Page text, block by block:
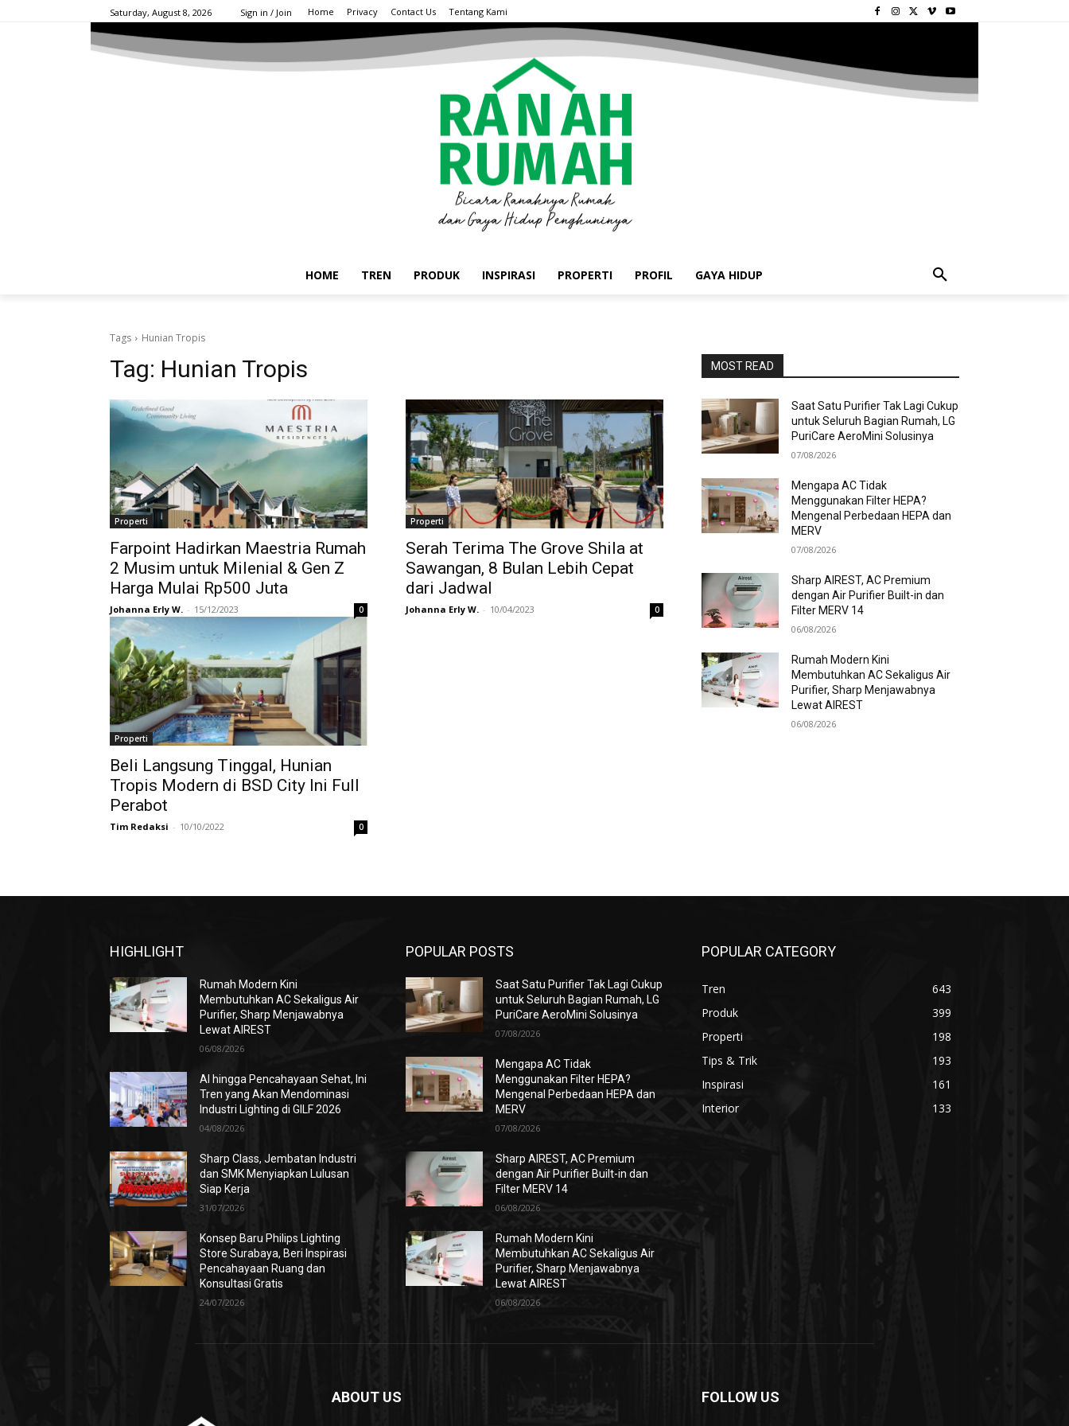
Saturday, August 8, 2026 Sign in / Join Home Privacy Contact Us Tentang Kami
HOME TREN PRODUK INSPIRASI PROPERTI PROFIL GAYA HIDUP
Tags Hunian Tropis
Tag: Hunian Tropis
Properti
Farpoint Hadirkan Maestria Rumah
2 Musim untuk Milenial & Gen Z
Harga Mulai Rp500 Juta
Johanna Erly W. - 15/12/2023 0
Properti
Serah Terima The Grove Shila at
Sawangan, 8 Bulan Lebih Cepat
dari Jadwal
Johanna Erly W. - 10/04/2023 0
Properti
Beli Langsung Tinggal, Hunian
Tropis Modern di BSD City Ini Full
Perabot
Tim Redaksi - 10/10/2022 0
MOST READ
Saat Satu Purifier Tak Lagi Cukup
untuk Seluruh Bagian Rumah, LG
PuriCare AeroMini Solusinya
07/08/2026
Mengapa AC Tidak
Menggunakan Filter HEPA?
Mengenal Perbedaan HEPA dan
MERV
07/08/2026
Sharp AIREST, AC Premium
dengan Air Purifier Built-in dan
Filter MERV 14
06/08/2026
Rumah Modern Kini
Membutuhkan AC Sekaligus Air
Purifier, Sharp Menjawabnya
Lewat AIREST
06/08/2026
HIGHLIGHT
Rumah Modern Kini
Membutuhkan AC Sekaligus Air
Purifier, Sharp Menjawabnya
Lewat AIREST
06/08/2026
AI hingga Pencahayaan Sehat, Ini
Tren yang Akan Mendominasi
Industri Lighting di GILF 2026
04/08/2026
Sharp Class, Jembatan Industri
dan SMK Menyiapkan Lulusan
Siap Kerja
31/07/2026
Konsep Baru Philips Lighting
Store Surabaya, Beri Inspirasi
Pencahayaan Ruang dan
Konsultasi Gratis
24/07/2026
POPULAR POSTS
Saat Satu Purifier Tak Lagi Cukup
untuk Seluruh Bagian Rumah, LG
PuriCare AeroMini Solusinya
07/08/2026
Mengapa AC Tidak
Menggunakan Filter HEPA?
Mengenal Perbedaan HEPA dan
MERV
07/08/2026
Sharp AIREST, AC Premium
dengan Air Purifier Built-in dan
Filter MERV 14
06/08/2026
Rumah Modern Kini
Membutuhkan AC Sekaligus Air
Purifier, Sharp Menjawabnya
Lewat AIREST
06/08/2026
POPULAR CATEGORY
Tren
643
Produk
399
Properti
198
Tips & Trik
193
Inspirasi
161
Interior
133
ABOUT US FOLLOW US